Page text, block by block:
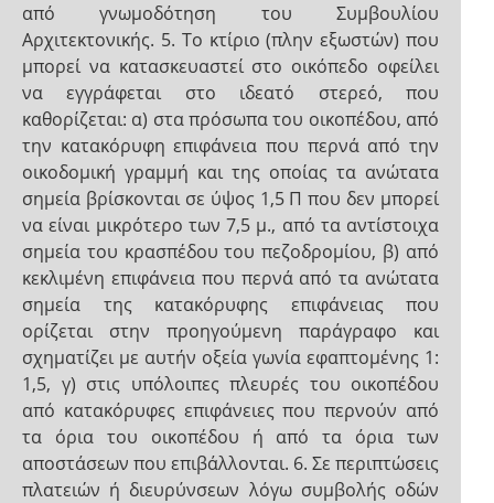
από γνωμοδότηση του Συμβουλίου
Αρχιτεκτονικής. 5. Το κτίριο (πλην εξωστών) που
μπορεί να κατασκευαστεί στο οικόπεδο οφείλει
να εγγράφεται στο ιδεατό στερεό, που
καθορίζεται: α) στα πρόσωπα του οικοπέδου, από
την κατακόρυφη επιφάνεια που περνά από την
οικοδομική γραμμή και της οποίας τα ανώτατα
σημεία βρίσκονται σε ύψος 1,5 Π που δεν μπορεί
να είναι μικρότερο των 7,5 μ., από τα αντίστοιχα
σημεία του κρασπέδου του πεζοδρομίου, β) από
κεκλιμένη επιφάνεια που περνά από τα ανώτατα
σημεία της κατακόρυφης επιφάνειας που
ορίζεται στην προηγούμενη παράγραφο και
σχηματίζει με αυτήν οξεία γωνία εφαπτομένης 1:
1,5, γ) στις υπόλοιπες πλευρές του οικοπέδου
από κατακόρυφες επιφάνειες που περνούν από
τα όρια του οικοπέδου ή από τα όρια των
αποστάσεων που επιβάλλονται. 6. Σε περιπτώσεις
πλατειών ή διευρύνσεων λόγω συμβολής οδών